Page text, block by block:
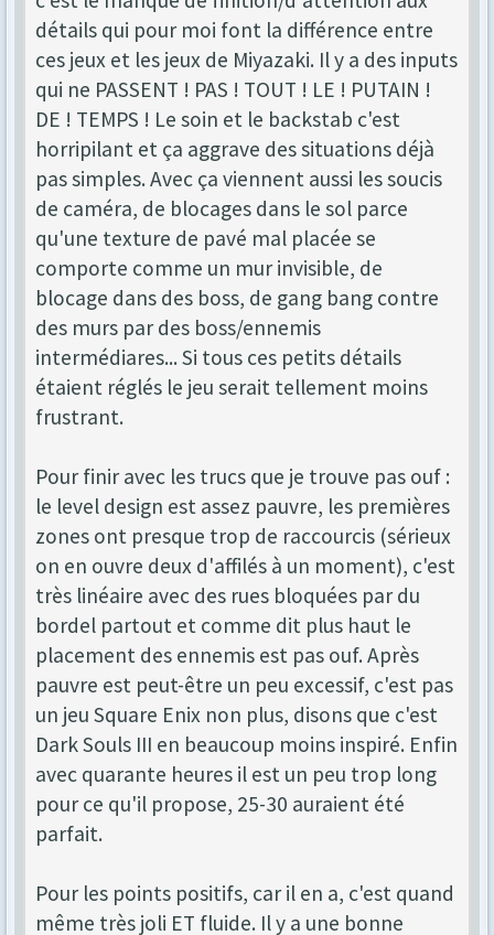
détails qui pour moi font la différence entre
ces jeux et les jeux de Miyazaki. Il y a des inputs
qui ne PASSENT ! PAS ! TOUT ! LE ! PUTAIN !
DE ! TEMPS ! Le soin et le backstab c'est
horripilant et ça aggrave des situations déjà
pas simples. Avec ça viennent aussi les soucis
de caméra, de blocages dans le sol parce
qu'une texture de pavé mal placée se
comporte comme un mur invisible, de
blocage dans des boss, de gang bang contre
des murs par des boss/ennemis
intermédiares... Si tous ces petits détails
étaient réglés le jeu serait tellement moins
frustrant.
Pour finir avec les trucs que je trouve pas ouf :
le level design est assez pauvre, les premières
zones ont presque trop de raccourcis (sérieux
on en ouvre deux d'affilés à un moment), c'est
très linéaire avec des rues bloquées par du
bordel partout et comme dit plus haut le
placement des ennemis est pas ouf. Après
pauvre est peut-être un peu excessif, c'est pas
un jeu Square Enix non plus, disons que c'est
Dark Souls III en beaucoup moins inspiré. Enfin
avec quarante heures il est un peu trop long
pour ce qu'il propose, 25-30 auraient été
parfait.
Pour les points positifs, car il en a, c'est quand
même très joli ET fluide. Il y a une bonne